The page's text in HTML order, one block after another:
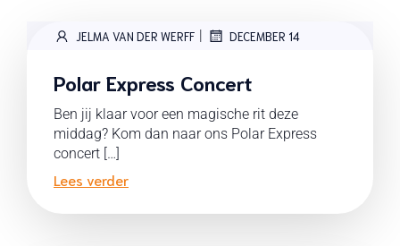
JELMA VAN DER WERFF | DECEMBER 14
Polar Express Concert
Ben jij klaar voor een magische rit deze
middag? Kom dan naar ons Polar Express
concert […]
Lees verder